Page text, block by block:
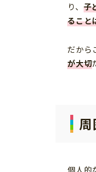
り、 子
ること
だから
が大切